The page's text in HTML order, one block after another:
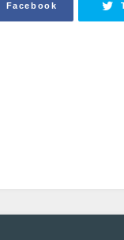
Facebook